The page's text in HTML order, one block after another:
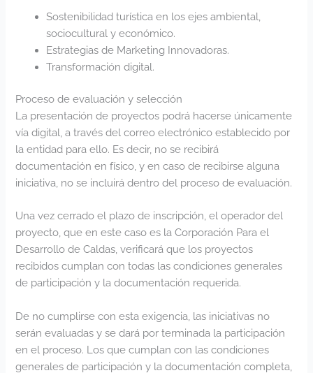
Sostenibilidad turística en los ejes ambiental,
sociocultural y económico.
Estrategias de Marketing Innovadoras.
Transformación digital.
Proceso de evaluación y selección
La presentación de proyectos podrá hacerse únicamente
vía digital, a través del correo electrónico establecido por
la entidad para ello. Es decir, no se recibirá
documentación en físico, y en caso de recibirse alguna
iniciativa, no se incluirá dentro del proceso de evaluación.
Una vez cerrado el plazo de inscripción, el operador del
proyecto, que en este caso es la Corporación Para el
Desarrollo de Caldas, verificará que los proyectos
recibidos cumplan con todas las condiciones generales
de participación y la documentación requerida.
De no cumplirse con esta exigencia, las iniciativas no
serán evaluadas y se dará por terminada la participación
en el proceso. Los que cumplan con las condiciones
generales de participación y la documentación completa,